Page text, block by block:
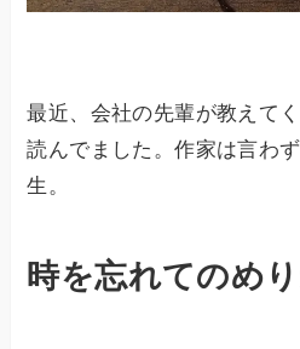
最近、会社の先輩が教えて
読んでました。作家は言わ
生。
時を忘れてのめ